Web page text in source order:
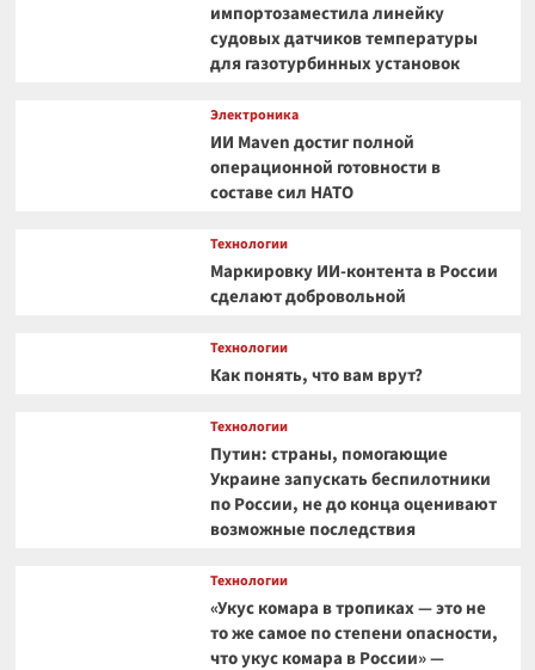
импортозаместила линейку
судовых датчиков температуры
для газотурбинных установок
Электроника
ИИ Maven достиг полной
операционной готовности в
составе сил НАТО
Технологии
Маркировку ИИ-контента в России
сделают добровольной
Технологии
Как понять, что вам врут?
Технологии
Путин: страны, помогающие
Украине запускать беспилотники
по России, не до конца оценивают
возможные последствия
Технологии
«Укус комара в тропиках — это не
то же самое по степени опасности,
что укус комара в России» —